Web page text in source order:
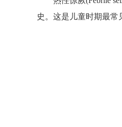
史。这是儿童时期最常